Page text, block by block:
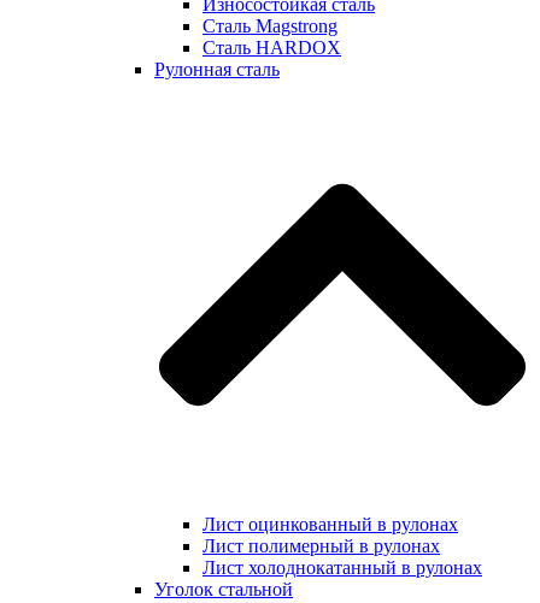
Сталь Magstrong
Сталь HARDOX
Рулонная сталь
Лист оцинкованный в рулонах
Лист полимерный в рулонах
Лист холоднокатанный в рулонах
Уголок стальной